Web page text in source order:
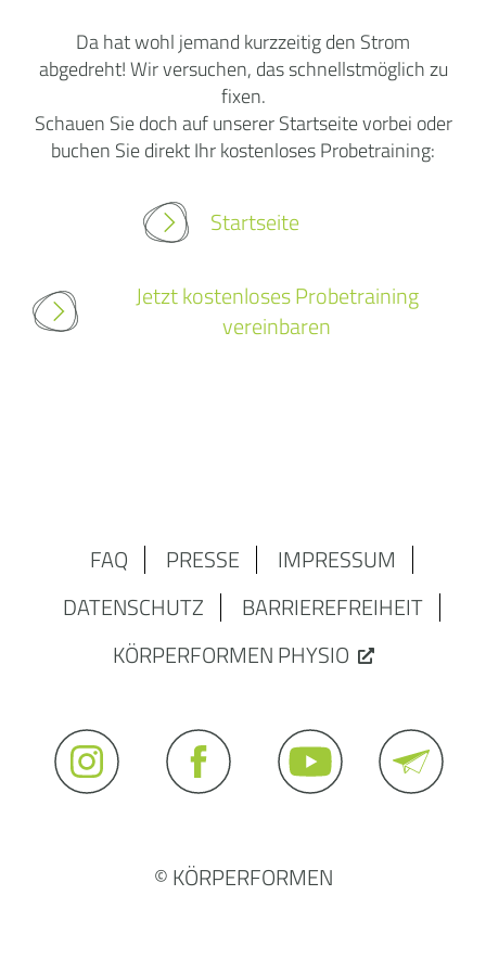
Da hat wohl jemand kurzzeitig den Strom
abgedreht! Wir versuchen, das schnellstmöglich zu
fixen.
Schauen Sie doch auf unserer Startseite vorbei oder
buchen Sie direkt Ihr kostenloses Probetraining:
Startseite
Jetzt kostenloses Probetraining
vereinbaren
FAQ PRESSE
IMPRESSUM
DATENSCHUTZ
BARRIEREFREIHEIT
KÖRPERFORMEN PHYSIO
© KÖRPERFORMEN